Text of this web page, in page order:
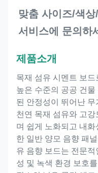
맞춤 사이즈/색
서비스에 문의하
제품소개
목재 섬유 시멘트 보
높은 수준의 공공 건
된 안정성이 뛰어난
천연 목재 섬유와 고
며 쉽게 노화되고 내
한 일반 양모 음향 패
유 음향 보드는 전문
성 및 녹색 환경 보호